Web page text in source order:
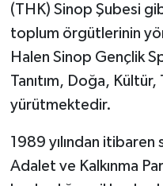
(THK) Sinop Şubesi
toplum örgütlerinin
Halen Sinop Gençlik
Tanıtım, Doğa, Kültür,
yürütmektedir.
1989 yılından itibaren
Adalet ve Kalkınma